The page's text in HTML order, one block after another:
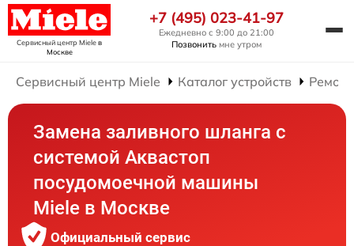
Сервисный центр Mieleв
Москве
+7 (495) 023-41-97
Ежедневно с 9:00 до 21:00
Позвонить мне утром
Сервисный центр Miele Каталог устройств
Замена заливного шланга с
системой Аквастоп
посудомоечной машины
Miele в Москве
Официальный сервис